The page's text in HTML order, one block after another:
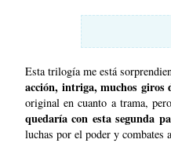
Esta trilogía me está
acción, intriga, muchos giros
original en cuanto a trama,
quedaría con esta segunda
luchas por el poder y combates